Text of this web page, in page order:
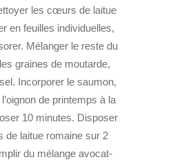
les cœurs de laitue
en feuilles individuelles,
Mélanger le reste du
graines de moutarde,
sel. Incorporer le saumon,
l’oignon de printemps à la
10 minutes. Disposer
de laitue romaine sur 2
du mélange avocat-